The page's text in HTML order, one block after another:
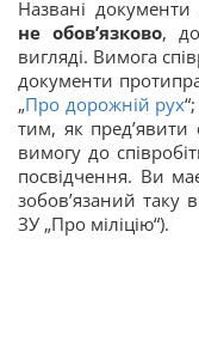
Названі документи
не обов’язково,
вигляді. Вимога
документи
„Про дорожній рух
тим, як
вимогу до
посвідчення. Ви
зобов’язаний таку
ЗУ „Про міліцію“).